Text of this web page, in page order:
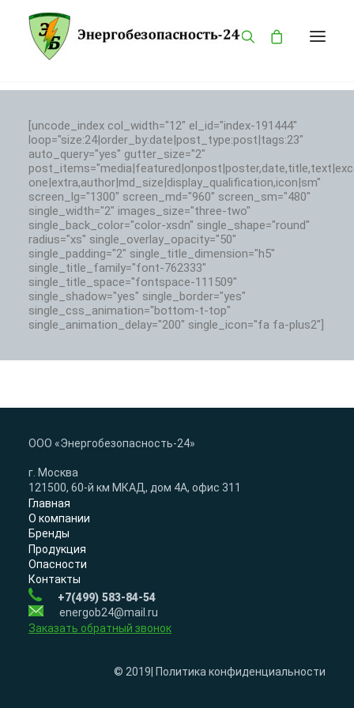
КАТАЛОГ
О КОМПАНИИ
БРЕНДЫ
ПРОДУКЦИЯ
ОПАСНОСТИ
КОНТАКТЫ
MY ACCOUNT
PRIVACY POLICY
[uncode_index col_width="12" el_id="index-191444"
loop="size:24|order_by:date|post_type:post|tags:23"
auto_query="yes" gutter_size="2"
one|extra,author|md_size|display_qualification,icon|sm"
screen_lg="1300" screen_md="960" screen_sm="480"
single_width="2" images_size="three-two"
single_back_color="color-xsdn" single_shape="round"
radius="xs" single_overlay_opacity="50"
single_padding="2" single_title_dimension="h5"
single_title_family="font-762333"
single_title_space="fontspace-111509"
single_shadow="yes" single_border="yes"
single_css_animation="bottom-t-top"
single_animation_delay="200" single_icon="fa fa-plus2"]
ООО «Энергобезопасность-24»
г. Москва
121500, 60-й км МКАД, дом 4А, офис 311
Главная
О компании
Бренды
Продукция
Опасности
Контакты
+7(499) 583-84-54
energob24@mail.ru
Заказать обратный звонок
© 2019| Политика конфиденциальности